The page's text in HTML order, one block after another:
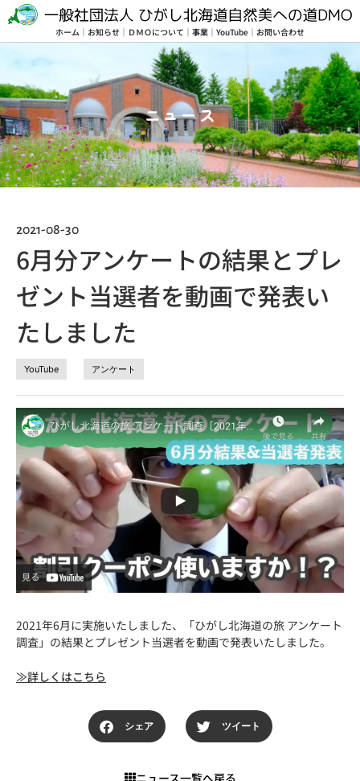
ホーム ｜ お知らせ ｜ ＤＭＯについて ｜ 事業 ｜ YouTube ｜ お問い合わせ
ニュース
2021-08-30
6月分アンケートの結果とプレ
ゼント当選者を動画で発表い
たしました
YouTube アンケート
2021年6月に実施いたしました、「ひがし北海道の旅 アンケート
調査」の結果とプレゼント当選者を動画で発表いたしました。
≫詳しくはこちら
シェア ツイート